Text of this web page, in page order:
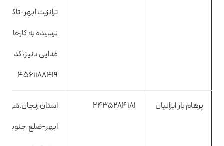
ترانزیت ابهر-
نرسیده به کارخانه
غدایی دنیز، کد
۴۵۶۱۱۸۸۴۱۹
پرهام بار ایرانیان 2435284181
استان
ابهر-ضلع جنوبی